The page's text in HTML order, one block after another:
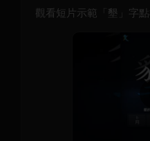
觀看短片示範「墾」字點